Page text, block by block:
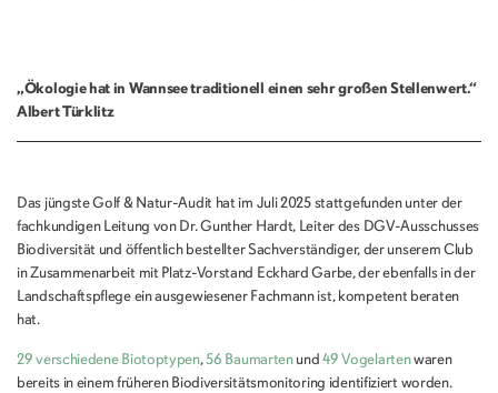
„Ökologie hat in Wannsee traditionell einen sehr großen Stellenwert.“
Albert Türklitz
Das jüngste Golf & Natur-Audit hat im Juli 2025 stattgefunden unter der
fachkundigen Leitung von Dr. Gunther Hardt, Leiter des DGV-Ausschusses
Biodiversität und öffentlich bestellter Sachverständiger, der unserem Club
in Zusammenarbeit mit Platz-Vorstand Eckhard Garbe, der ebenfalls in der
Landschaftspflege ein ausgewiesener Fachmann ist, kompetent beraten
hat.
29 verschiedene Biotoptypen,56 Baumartenund49 Vogelartenwaren
bereits in einem früheren Biodiversitätsmonitoring identifiziert worden.